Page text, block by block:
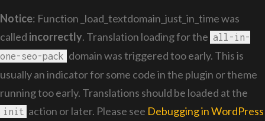
Notice: Function _load_textdomain_just_in_time was
called incorrectly. Translation loading for the all-in-
one-seo-pack domain was triggered too early. This is
usually an indicator for some code in the plugin or theme
running too early. Translations should be loaded at the
init action or later. Please see Debugging in WordPress